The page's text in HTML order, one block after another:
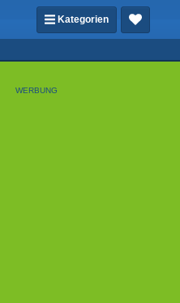
Kategorien